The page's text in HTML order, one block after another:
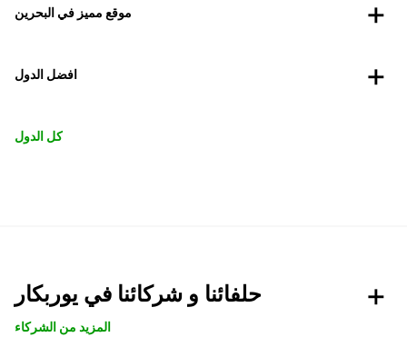
موقع مميز في البحرين
افضل الدول
كل الدول
حلفائنا و شركائنا في يوربكار
المزيد من الشركاء